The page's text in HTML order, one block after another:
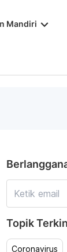
Mandiri keyboard_arrow_down
Topik
Coronavirus